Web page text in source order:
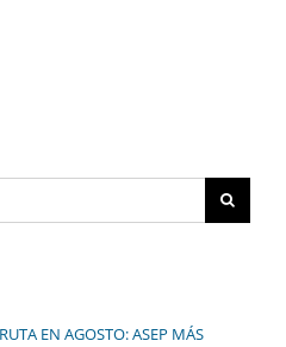
EN AGOSTO: ASEP MÁS